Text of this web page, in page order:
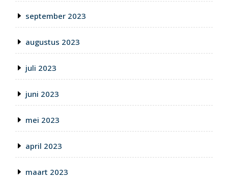
september 2023
augustus 2023
juli 2023
juni 2023
mei 2023
april 2023
maart 2023